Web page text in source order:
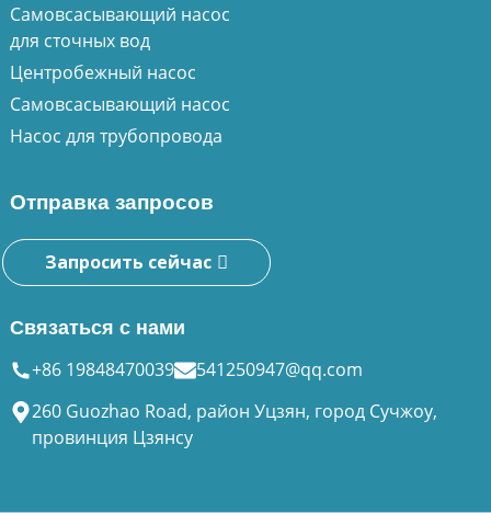
Самовсасывающий насос
для сточных вод
Центробежный насос
Самовсасывающий насос
Насос для трубопровода
Отправка запросов
Запросить сейчас
Связаться с нами
+86 19848470039
541250947@qq.com
260 Guozhao Road, район Уцзян, город Сучжоу,
провинция Цзянсу